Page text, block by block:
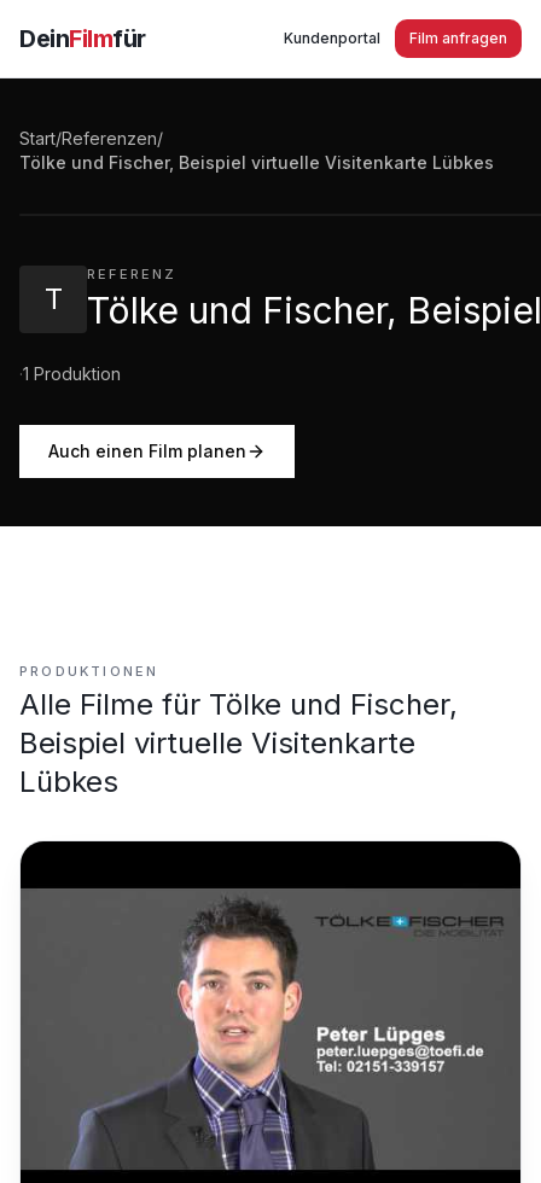
DeinFilmfür Kundenportal Film anfragen
Start/Referenzen/
Tölke und Fischer, Beispiel virtuelle Visitenkarte Lübkes
T
REFERENZ
Tölke und Fischer,
·1 Produktion
Auch einen Film planen
Tölke und Fischer, Beispiel virtuelle Visitenkarte
PRODUKTIONEN
Alle Filme für Tölke und Fischer,
Beispiel virtuelle Visitenkarte
Lübkes